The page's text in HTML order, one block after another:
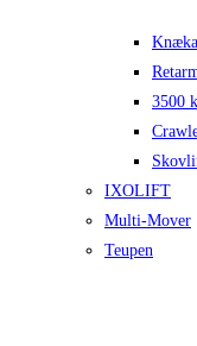
3500
IXOLIFT
Multi-Mover
Teupen